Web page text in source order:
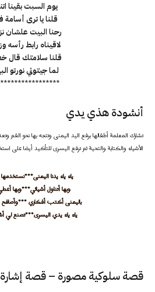
يوم السبت بقينا
قلنا يا ترى أسامة
رحنا البيت علشان
لاقيناه رابط رأسه
قلنا سلامتك قال
لما جيتوني نورتو
أنشودة هذي يدي
تشارك المعلمة أطفالها برفع اليد اليمنى وتتجه بها نحو
الأشياء والكتابة والتحية ثم ترفع اليسرى للتأكيد أيضا على
ياء ياء يدنا
وبها أتناول أشيائي***وبها
باليمنى أكتب أفكاري ***وأصافح
ياء ياء يدي اليسرى***تصنع لي
قصة سلوكية مصورة – قصة إشارة